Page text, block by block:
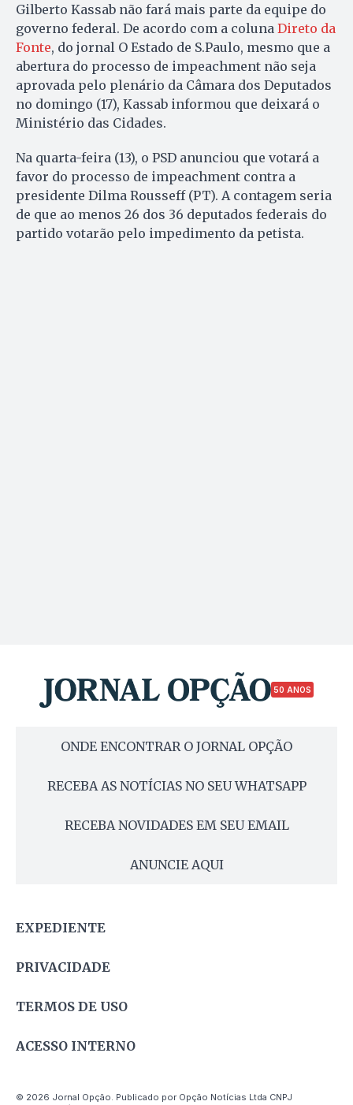
Gilberto Kassab não fará mais parte da equipe do
governo federal. De acordo com a coluna Direto da
Fonte, do jornal O Estado de S.Paulo, mesmo que a
abertura do processo de impeachment não seja
aprovada pelo plenário da Câmara dos Deputados
no domingo (17), Kassab informou que deixará o
Ministério das Cidades.
Na quarta-feira (13), o PSD anunciou que votará a
favor do processo de impeachment contra a
presidente Dilma Rousseff (PT). A contagem seria
de que ao menos 26 dos 36 deputados federais do
partido votarão pelo impedimento da petista.
50 ANOS
ONDE ENCONTRAR O JORNAL OPÇÃO
RECEBA AS NOTÍCIAS NO SEU WHATSAPP
RECEBA NOVIDADES EM SEU EMAIL
ANUNCIE AQUI
EXPEDIENTE
PRIVACIDADE
TERMOS DE USO
ACESSO INTERNO
© 2026 Jornal Opção. Publicado por Opção Notícias Ltda CNPJ